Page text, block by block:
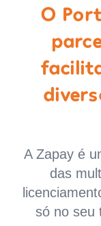
O
A Zapay é
das
só no seu